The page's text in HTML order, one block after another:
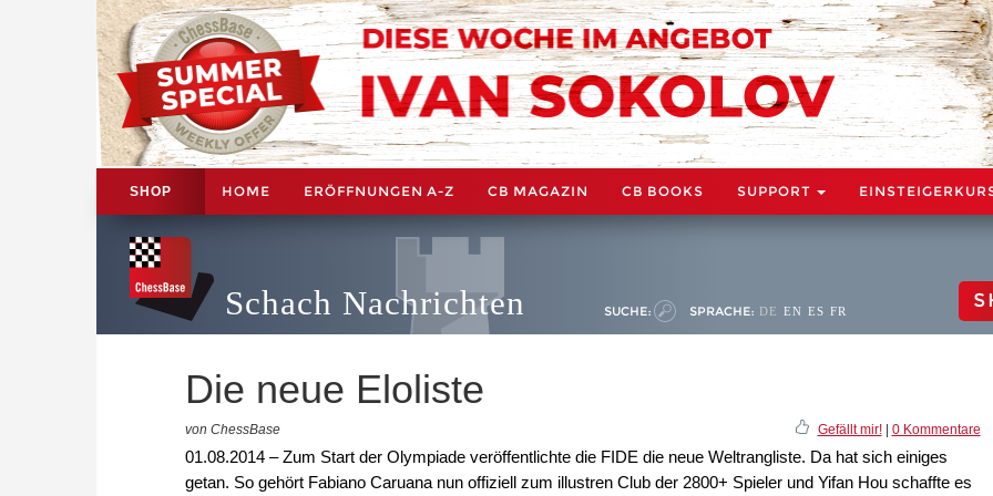
SHOP HOME ERÖFFNUNGEN A-Z CB MAGAZIN CB BOOKS SUPPORT
Schach Nachrichten SUCHE: SPRACHE: DE EN ES FR
Die neue Eloliste
von ChessBase Gefällt mir!| 0 Kommentare
01.08.2014 – Zum Start der Olympiade veröffentlichte die FIDE die neue Weltrangliste. Da hat sich einiges
getan. So gehört Fabiano Caruana nun offiziell zum illustren Club der 2800+ Spieler und Yifan Hou schaffte es